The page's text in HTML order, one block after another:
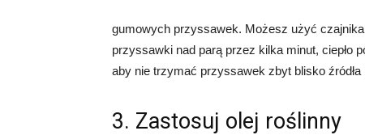
gumowych przyssawek. Możesz użyć
przyssawki nad parą przez kilka minut, ciepło
aby nie trzymać przyssawek zbyt blisko
3. Zastosuj olej roślinny